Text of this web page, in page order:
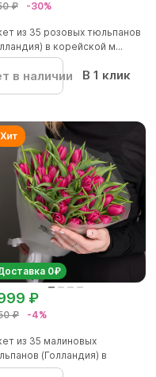
₽ -30%
из 35 розовых тюльпанов
в корейской м...
в наличии В 1 клик
0₽
₽ -4%
₽
из 35 малиновых
(Голландия) в